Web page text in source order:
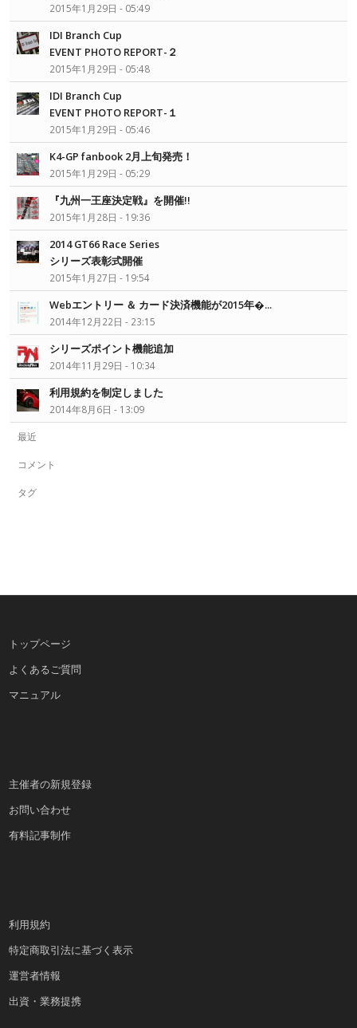
2015年1月29日 - 05:49
IDI Branch Cup
EVENT PHOTO REPORT-２
2015年1月29日 - 05:48
IDI Branch Cup
EVENT PHOTO REPORT-１
2015年1月29日 - 05:46
K4-GP fanbook 2月上旬発売！
2015年1月29日 - 05:29
『九州一王座決定戦』を開催!!
2015年1月28日 - 19:36
2014 GT66 Race Series
シリーズ表彰式開催
2015年1月27日 - 19:54
Webエントリー ＆ カード決済機能が2015年�...
2014年12月22日 - 23:15
シリーズポイント機能追加
2014年11月29日 - 10:34
利用規約を制定しました
2014年8月6日 - 13:09
最近
コメント
タグ
トップページ
よくあるご質問
マニュアル
主催者の新規登録
お問い合わせ
有料記事制作
利用規約
特定商取引法に基づく表示
運営者情報
出資・業務提携